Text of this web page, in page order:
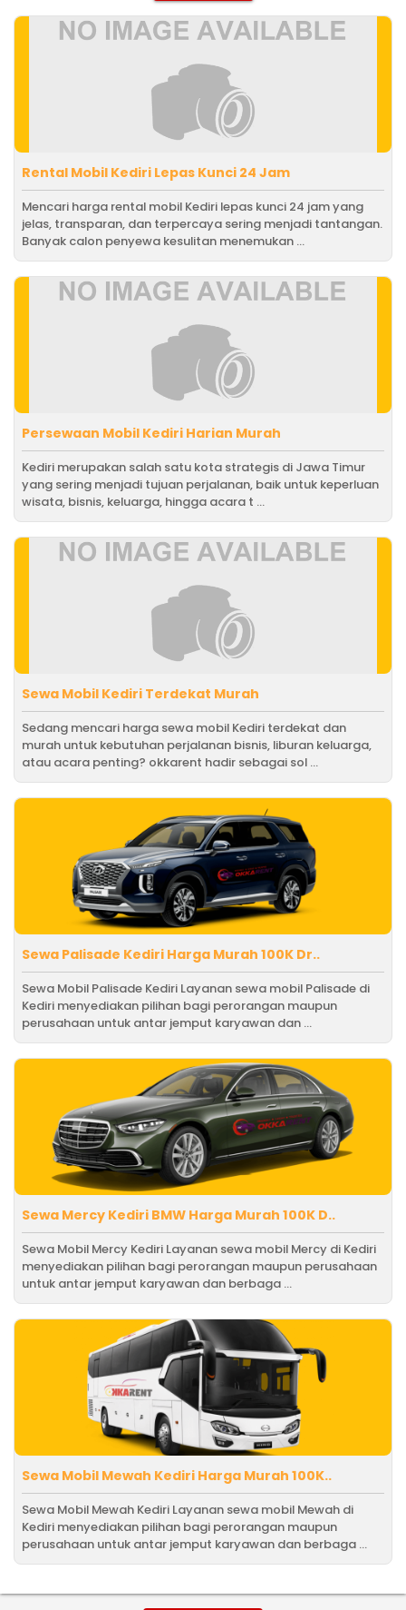
Rental Mobil Kediri Lepas Kunci 24 Jam
Mencari harga rental mobil Kediri lepas kunci 24 jam yang
jelas, transparan, dan terpercaya sering menjadi tantangan.
Banyak calon penyewa kesulitan menemukan ...
Persewaan Mobil Kediri Harian Murah
Kediri merupakan salah satu kota strategis di Jawa Timur
yang sering menjadi tujuan perjalanan, baik untuk keperluan
wisata, bisnis, keluarga, hingga acara t ...
Sewa Mobil Kediri Terdekat Murah
Sedang mencari harga sewa mobil Kediri terdekat dan
murah untuk kebutuhan perjalanan bisnis, liburan keluarga,
atau acara penting? okkarent hadir sebagai sol ...
Sewa Palisade Kediri Harga Murah 100K Dr..
Sewa Mobil Palisade Kediri Layanan sewa mobil Palisade di
Kediri menyediakan pilihan bagi perorangan maupun
perusahaan untuk antar jemput karyawan dan ...
Sewa Mercy Kediri BMW Harga Murah 100K D..
Sewa Mobil Mercy Kediri Layanan sewa mobil Mercy di Kediri
menyediakan pilihan bagi perorangan maupun perusahaan
untuk antar jemput karyawan dan berbaga ...
Sewa Mobil Mewah Kediri Harga Murah 100K..
Sewa Mobil Mewah Kediri Layanan sewa mobil Mewah di
Kediri menyediakan pilihan bagi perorangan maupun
perusahaan untuk antar jemput karyawan dan berbaga ...